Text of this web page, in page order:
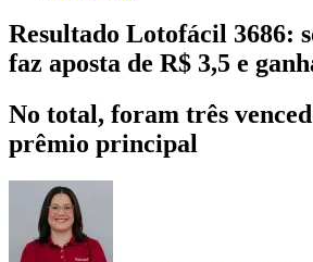
Resultado Lotofácil 3686:
faz aposta de R$ 3,5 e
No total, foram três
prêmio principal